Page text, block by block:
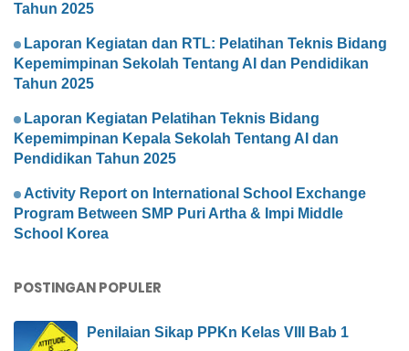
Tahun 2025
Laporan Kegiatan dan RTL: Pelatihan Teknis Bidang
Kepemimpinan Sekolah Tentang AI dan Pendidikan
Tahun 2025
Laporan Kegiatan Pelatihan Teknis Bidang
Kepemimpinan Kepala Sekolah Tentang AI dan
Pendidikan Tahun 2025
Activity Report on International School Exchange
Program Between SMP Puri Artha & Impi Middle
School Korea
POSTINGAN POPULER
Penilaian Sikap PPKn Kelas VIII Bab 1